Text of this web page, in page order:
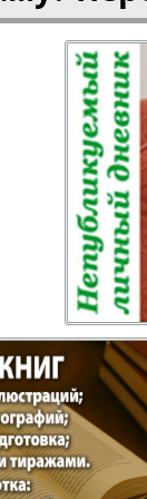
Купи-
Nord-Ost-
газета
Мысль